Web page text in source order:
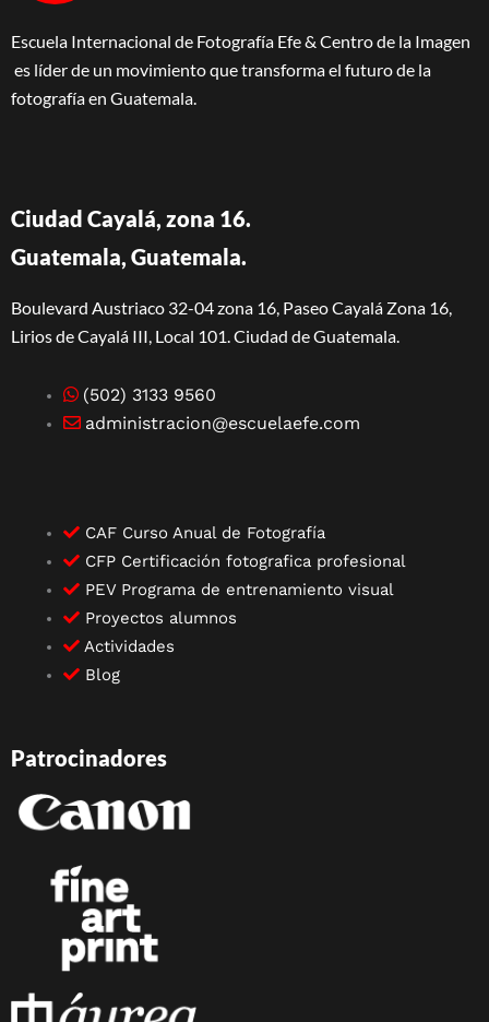
Escuela Internacional de Fotografía Efe & Centro de la Imagen
es líder de un movimiento que transforma el futuro de la
fotografía en Guatemala.
Ciudad Cayalá, zona 16.
Guatemala, Guatemala.
Boulevard Austriaco 32-04 zona 16, Paseo Cayalá Zona 16,
Lirios de Cayalá III, Local 101. Ciudad de Guatemala.
(502) 3133 9560
administracion@escuelaefe.com
CAF Curso Anual de Fotografía
CFP Certificación fotografica profesional
PEV Programa de entrenamiento visual
Proyectos alumnos
Actividades
Blog
Patrocinadores